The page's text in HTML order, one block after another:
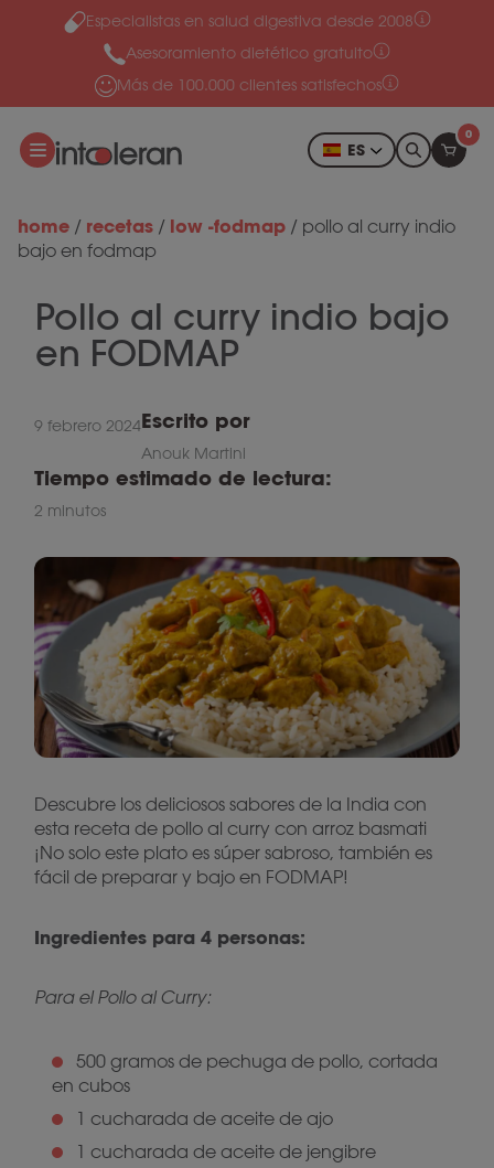
Ir al contenido
Especialistas en salud digestiva desde 2008
Asesoramiento dietético gratuito
Más de 100.000 clientes satisfechos
ES
0
home / recetas / low -fodmap / pollo al curry indio
bajo en fodmap
Pollo al curry indio bajo
en FODMAP
9 febrero 2024Escrito por
Anouk Martini
Tiempo estimado de lectura:
2 minutos
Descubre los deliciosos sabores de la India con
esta receta de pollo al curry con arroz basmati
¡No solo este plato es súper sabroso, también es
fácil de preparar y bajo en FODMAP!
Ingredientes para 4 personas:
Para el Pollo al Curry:
500 gramos de pechuga de pollo, cortada
en cubos
1 cucharada de aceite de ajo
1 cucharada de aceite de jengibre